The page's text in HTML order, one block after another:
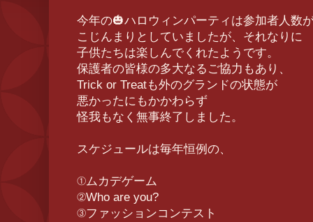
今年の🎃ハロウィンパーティは参加者人数
こじんまりとしていましたが、それなりに
子供たちは楽しんでくれたようです。
保護者の皆様の多大なるご協力もあり、
Trick or Treatも外のグランドの状態が
悪かったにもかかわらず
怪我もなく無事終了しました。
スケジュールは毎年恒例の、
①ムカデゲーム
②Who are you?
③ファッションコンテスト